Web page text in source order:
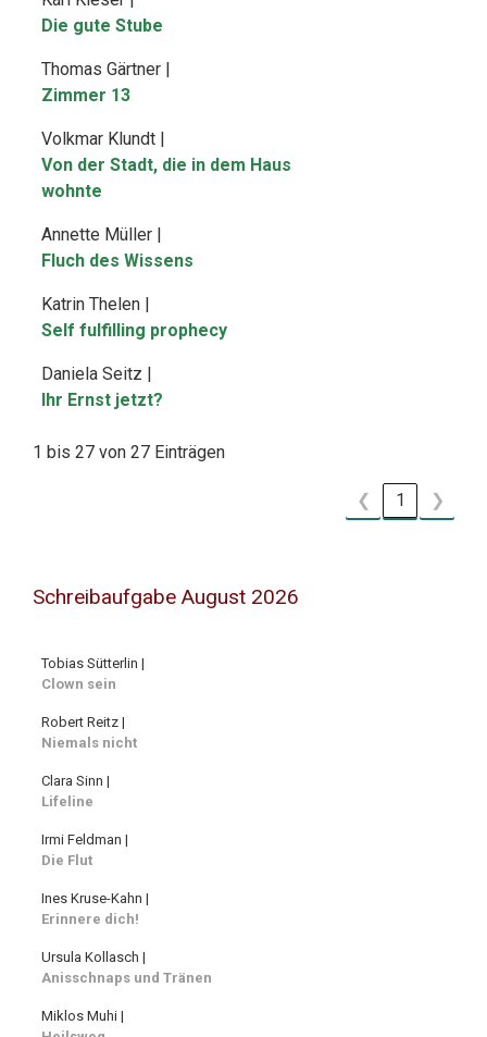
Die gute Stube
Thomas Gärtner |
Zimmer 13
Volkmar Klundt |
Von der Stadt, die in dem Haus
wohnte
Annette Müller |
Fluch des Wissens
Katrin Thelen |
Self fulfilling prophecy
Daniela Seitz |
Ihr Ernst jetzt?
1 bis 27 von 27 Einträgen
❮ 1 ❯
Schreibaufgabe August 2026
Tobias Sütterlin |
Clown sein
Robert Reitz |
Niemals nicht
Clara Sinn |
Lifeline
Irmi Feldman |
Die Flut
Ines Kruse-Kahn |
Erinnere dich!
Ursula Kollasch |
Anisschnaps und Tränen
Miklos Muhi |